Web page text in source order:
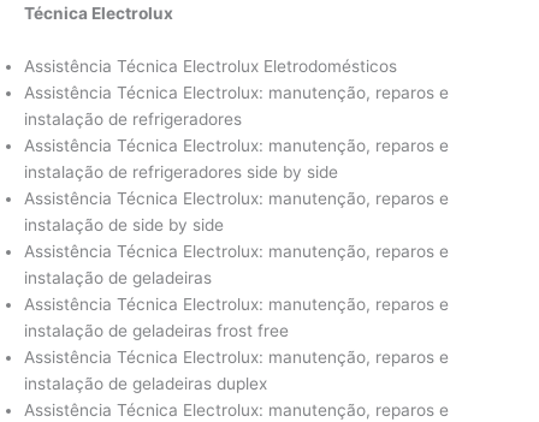
Técnica Electrolux
Assistência Técnica Electrolux Eletrodomésticos
Assistência Técnica Electrolux: manutenção, reparos e
instalação de refrigeradores
Assistência Técnica Electrolux: manutenção, reparos e
instalação de refrigeradores side by side
Assistência Técnica Electrolux: manutenção, reparos e
instalação de side by side
Assistência Técnica Electrolux: manutenção, reparos e
instalação de geladeiras
Assistência Técnica Electrolux: manutenção, reparos e
instalação de geladeiras frost free
Assistência Técnica Electrolux: manutenção, reparos e
instalação de geladeiras duplex
Assistência Técnica Electrolux: manutenção, reparos e